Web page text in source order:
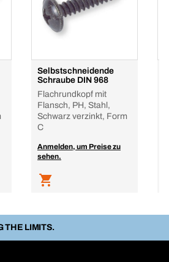
Selbstschneidende
Schraube DIN 968
Flachrundkopf mit
Flansch, PH, Stahl,
Schwarz verzinkt, Form
C
Anmelden, um Preise zu
sehen.
THE LIMITS.